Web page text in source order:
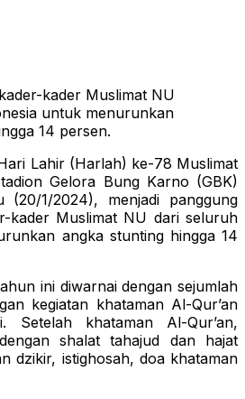
kader Muslimat NU
untuk menurunkan
14 persen.
Lahir (Harlah) ke-78 Muslimat
Gelora Bung Karno (GBK)
(20/1/2024), menjadi panggung
kader Muslimat NU dari seluruh
angka stunting hingga 14
ini diwarnai dengan sejumlah
kegiatan khataman Al-Qur’an
Setelah khataman Al-Qur’an,
shalat tahajud dan hajat
dzikir, istighosah, doa khataman